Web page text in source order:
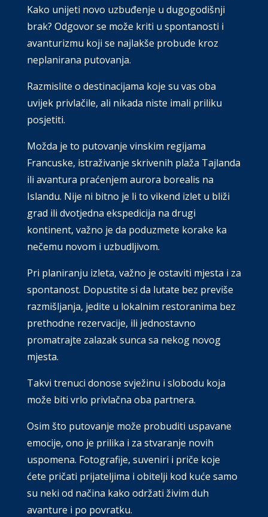
Kako unijeti novo uzbuđenje u dugogodišnji
brak? Odgovor se može kriti u spontanosti i
avanturizmu koji se najlakše probude kroz
neplanirana putovanja.
Razmislite o destinacijama koje su vas oba
uvijek privlačile, ali nikada niste imali priliku
posjetiti.
Možda je to putovanje vinskim regijama
Francuske, istraživanje skrivenih plaža Tajlanda
ili avantura praćenjem aurora borealis na
Islandu. Nije ni bitno je li to vikend izlet u bliži
grad ili dvotjedna ekspedicija na drugi
kontinent, važno je da poduzmete korake ka
nečemu novom i uzbudljivom.
Pri planiranju izleta, važno je ostaviti mjesta i za
spontanost. Dopustite si da lutate bez previše
razmišljanja, jedite u lokalnim restoranima bez
prethodne rezervacije, ili jednostavno
promatrajte zalazak sunca sa nekog novog
mjesta.
Takvi trenuci donose svježinu i slobodu koja
može biti vrlo privlačna oba partnera.
Osim što putovanje može probuditi uspavane
emocije, ono je prilika i za stvaranje novih
uspomena. Fotografije, suveniri i priče koje
ćete pričati prijateljima i obitelji kod kuće samo
su neki od načina kako održati živim duh
avanture i po povratku.